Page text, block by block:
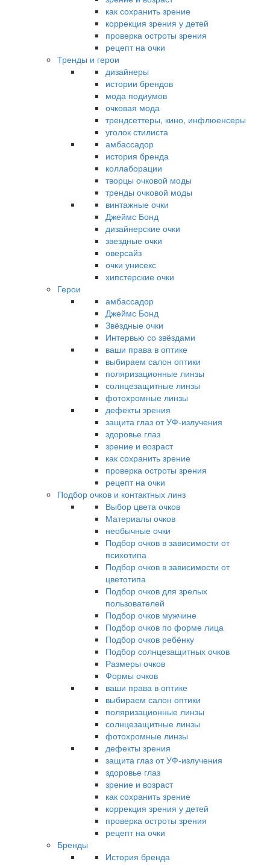
как сохранить зрение
коррекция зрения у детей
проверка остроты зрения
рецепт на очки
Тренды и герои
дизайнеры
истории брендов
мода подиумов
очковая мода
трендсеттеры, кино, инфлюенсеры
уголок стилиста
амбассадор
история бренда
коллаборации
творцы очковой моды
тренды очковой моды
винтажные очки
Джеймс Бонд
дизайнерские очки
звездные очки
оверсайз
очки унисекс
хипстерские очки
Герои
амбассадор
Джеймс Бонд
Звёздные очки
Интервью со звёздами
ваши права в оптике
выбираем салон оптики
поляризационные линзы
солнцезащитные линзы
фотохромные линзы
дефекты зрения
защита глаз от УФ-излучения
здоровье глаз
зрение и возраст
как сохранить зрение
проверка остроты зрения
рецепт на очки
Подбор очков и контактных линз
Выбор цвета очков
Материалы очков
необычные очки
Подбор очков в зависимости от
психотипа
Подбор очков в зависимости от
цветотипа
Подбор очков для зрелых
пользователей
Подбор очков мужчине
Подбор очков по форме лица
Подбор очков ребёнку
Подбор солнцезащитных очков
Размеры очков
Формы очков
ваши права в оптике
выбираем салон оптики
поляризационные линзы
солнцезащитные линзы
фотохромные линзы
дефекты зрения
защита глаз от УФ-излучения
здоровье глаз
зрение и возраст
как сохранить зрение
коррекция зрения у детей
проверка остроты зрения
рецепт на очки
Бренды
История бренда